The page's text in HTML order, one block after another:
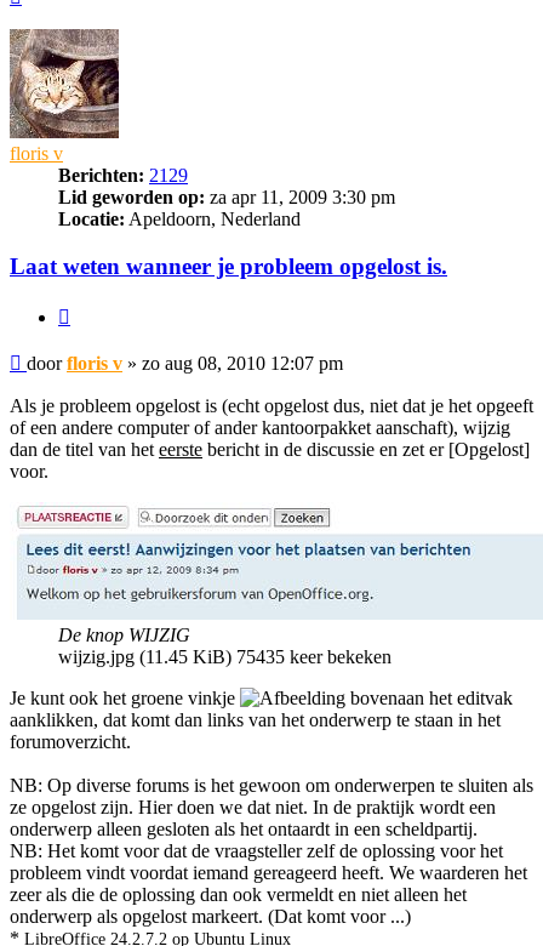
floris v
Berichten: 2129
Lid geworden op: za apr 11, 2009 3:30 pm
Locatie: Apeldoorn, Nederland
Laat weten wanneer je probleem opgelost is.
Bericht
doorfloris v » zo aug 08, 2010 12:07 pm
Als je probleem opgelost is (echt opgelost dus, niet dat je het opgeeft
of een andere computer of ander kantoorpakket aanschaft), wijzig
dan de titel van het eerste bericht in de discussie en zet er [Opgelost]
voor.
De knop WIJZIG
wijzig.jpg (11.45 KiB) 75435 keer bekeken
Je kunt ook het groene vinkje
bovenaan het editvak
aanklikken, dat komt dan links van het onderwerp te staan in het
forumoverzicht.
NB: Op diverse forums is het gewoon om onderwerpen te sluiten als
ze opgelost zijn. Hier doen we dat niet. In de praktijk wordt een
onderwerp alleen gesloten als het ontaardt in een scheldpartij.
NB: Het komt voor dat de vraagsteller zelf de oplossing voor het
probleem vindt voordat iemand gereageerd heeft. We waarderen het
zeer als die de oplossing dan ook vermeldt en niet alleen het
onderwerp als opgelost markeert. (Dat komt voor ...)
* LibreOffice 24.2.7.2 op Ubuntu Linux